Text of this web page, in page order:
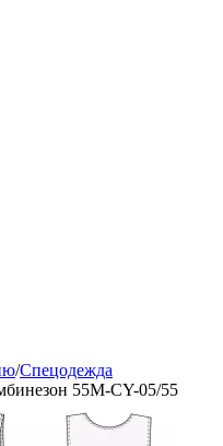
/Спецодежда
55M-CY-05/55